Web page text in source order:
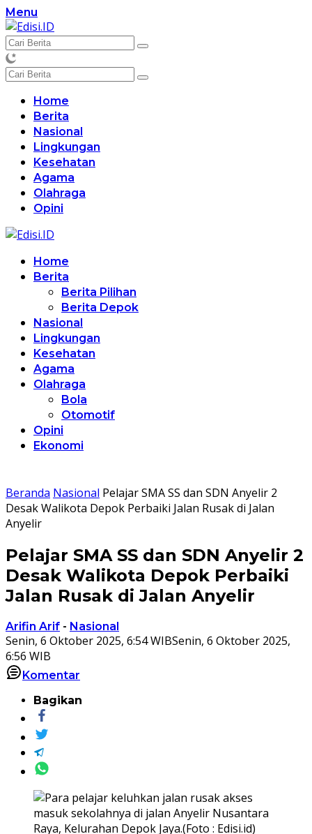
Langsung
ke
konten
Menu
Home
Berita
Nasional
Lingkungan
Kesehatan
Agama
Olahraga
Opini
Home
Berita
Berita Pilihan
Berita Depok
Nasional
Lingkungan
Kesehatan
Agama
Olahraga
Bola
Otomotif
Opini
Ekonomi
Beranda Nasional Pelajar SMA SS dan SDN Anyelir 2
Desak Walikota Depok Perbaiki Jalan Rusak di Jalan
Anyelir
Pelajar SMA SS dan SDN Anyelir 2
Desak Walikota Depok Perbaiki
Jalan Rusak di Jalan Anyelir
Arifin Arif - Nasional
Senin, 6 Oktober 2025, 6:54 WIBSenin, 6 Oktober 2025,
6:56 WIB
Komentar
Bagikan